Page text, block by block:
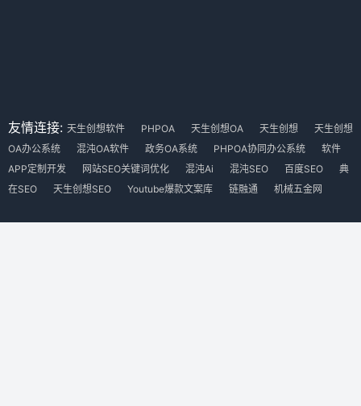
友情连接: 天生创想软件 PHPOA 天生创想OA 天生创想
天生创想
OA办公系统
混沌OA软件 政务OA系统 PHPOA协同办公系统
软件
APP定制开发
网站SEO关键词优化 混沌Ai 混沌SEO 百度SEO
典
在SEO
天生创想SEO Youtube爆款文案库 链融通 机械五金网